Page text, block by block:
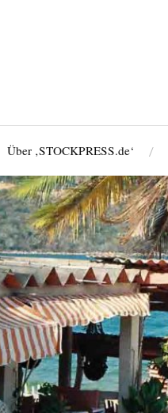
Über ‚STOCKPRESS.de‘